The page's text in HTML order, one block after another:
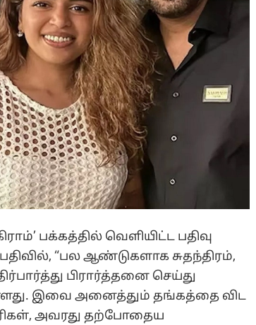
பக்கத்தில் வெளியிட்ட பதிவு
“பல ஆண்டுகளாக சுதந்திரம்,
பிரார்த்தனை செய்து
இவை அனைத்தும் தங்கத்தை விட
அவரது தற்போதைய